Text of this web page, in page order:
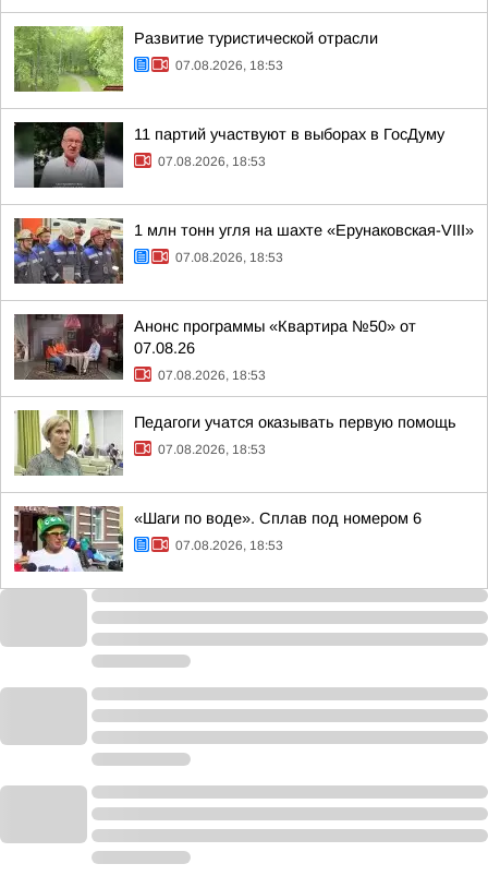
Развитие туристической отрасли
07.08.2026, 18:53
11 партий участвуют в выборах в ГосДуму
07.08.2026, 18:53
1 млн тонн угля на шахте «Ерунаковская-VIII»
07.08.2026, 18:53
Анонс программы «Квартира №50» от
07.08.26
07.08.2026, 18:53
Педагоги учатся оказывать первую помощь
07.08.2026, 18:53
«Шаги по воде». Сплав под номером 6
07.08.2026, 18:53